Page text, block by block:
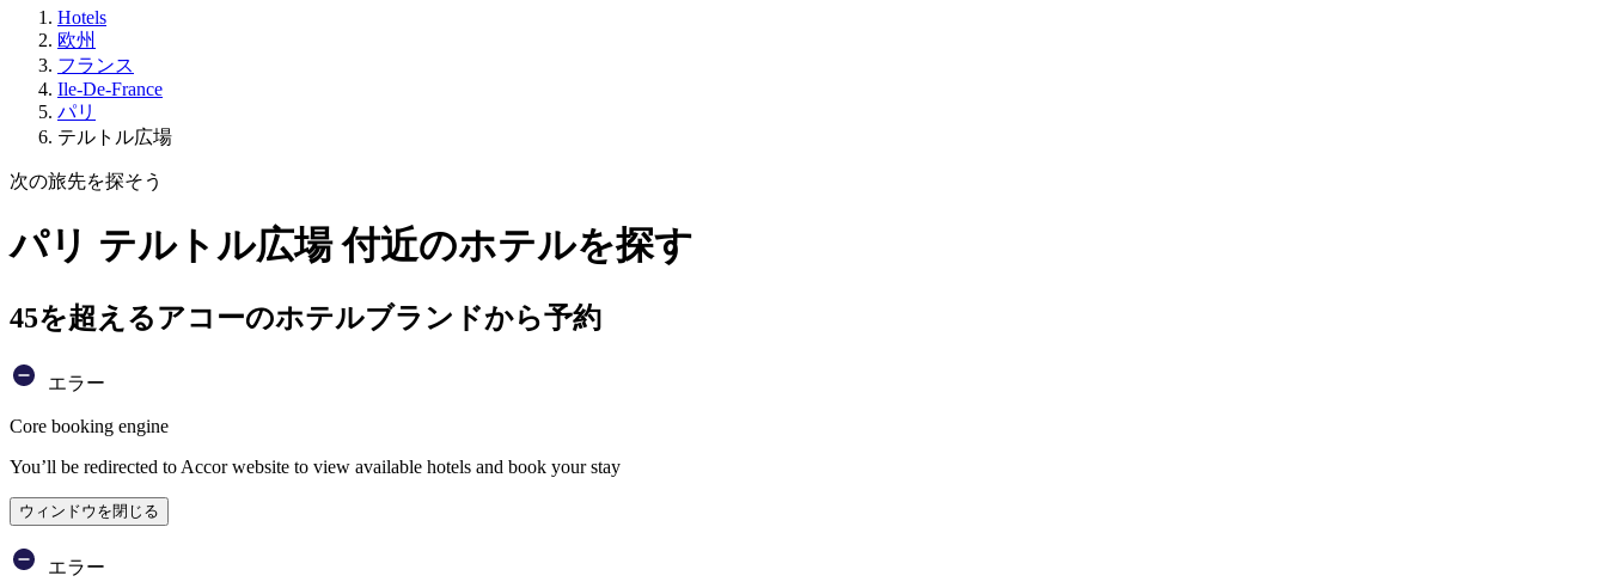
Hotels
欧州
フランス
Ile-De-France
パリ
テルトル広場
次の旅先を探そう
パリ テルトル広場 付近のホテルを探す
45を超えるアコーのホテルブランドから予約
エラー
Core booking engine
You’ll be redirected to Accor website to view available hotels and book your stay
ウィンドウを閉じる
エラー